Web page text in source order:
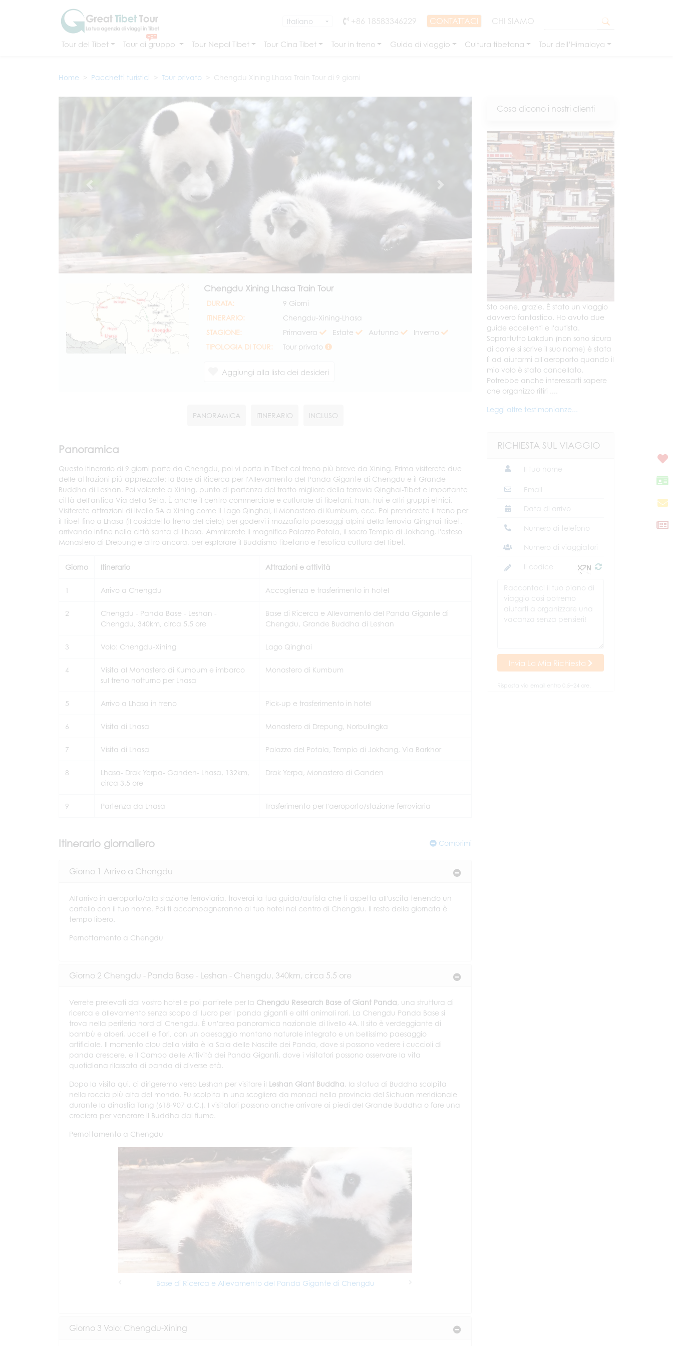
+86 18583346229 CONTATTACI CHI SIAMO
Tour del Tibet Tour di gruppo Tour Nepal Tibet Tour Cina Tibet Tour in treno Guida di viaggio Cultura tibetana Tour dell’Himalaya
Home Pacchetti turistici Tour privato Chengdu Xining Lhasa Train Tour di 9 giorni
Chengdu Xining Lhasa Train Tour
DURATA:
9 Giorni
ITINERARIO:
Chengdu-Xining-Lhasa
STAGIONE:
Primavera Estate Autunno
Inverno
TIPOLOGIA DI TOUR:
Tour privato
Aggiungi alla lista dei desideri
PANORAMICA ITINERARIO INCLUSO
Panoramica
Questo itinerario di 9 giorni parte da Chengdu, poi vi porta in Tibet col treno più breve da Xining. Prima visiterete due
delle attrazioni più apprezzate: la Base di Ricerca per l'Allevamento del Panda Gigante di Chengdu e il Grande
Buddha di Leshan. Poi volerete a Xining, punto di partenza del tratto migliore della ferrovia Qinghai-Tibet e importante
città dell'antica Via della Seta. È anche il centro commerciale e culturale di tibetani, han, hui e altri gruppi etnici.
Visiterete attrazioni di livello 5A a Xining come il Lago Qinghai, il Monastero di Kumbum, ecc. Poi prenderete il treno per
il Tibet fino a Lhasa (il cosiddetto treno del cielo) per godervi i mozzafiato paesaggi alpini della ferrovia Qinghai-Tibet,
arrivando infine nella città santa di Lhasa. Ammirerete il magnifico Palazzo Potala, il sacro Tempio di Jokhang, l'esteso
Monastero di Drepung e altro ancora, per esplorare il Buddismo tibetano e l'esotica cultura del Tibet.
Giorno Itinerario Attrazioni e attività
1 Arrivo a Chengdu Accoglienza e trasferimento in hotel
2
Chengdu - Panda Base - Leshan -
Chengdu, 340km, circa 5.5 ore
Base di Ricerca e Allevamento del Panda Gigante di
Chengdu, Grande Buddha di Leshan
3 Volo: Chengdu-Xining Lago Qinghai
4
Visita al Monastero di Kumbum e imbarco
sul treno notturno per Lhasa
Monastero di Kumbum
5 Arrivo a Lhasa in treno Pick-up e trasferimento in hotel
6 Visita di Lhasa Monastero di Drepung, Norbulingka
7 Visita di Lhasa Palazzo del Potala, Tempio di Jokhang, Via Barkhor
8
Lhasa- Drak Yerpa- Ganden- Lhasa, 132km,
circa 3.5 ore
Drak Yerpa, Monastero di Ganden
9 Partenza da Lhasa Trasferimento per l'aeroporto/stazione ferroviaria
Itinerario giornaliero Comprimi
Giorno 1 Arrivo a Chengdu
All'arrivo in aeroporto/alla stazione ferroviaria, troverai la tua guida/autista che ti aspetta all'uscita tenendo un
cartello con il tuo nome. Poi ti accompagneranno al tuo hotel nel centro di Chengdu. Il resto della giornata è
tempo libero.
Pernottamento a Chengdu
Giorno 2 Chengdu - Panda Base - Leshan - Chengdu, 340km, circa 5.5 ore
Verrete prelevati dal vostro hotel e poi partirete per la Chengdu Research Base of Giant Panda, una struttura di
ricerca e allevamento senza scopo di lucro per i panda giganti e altri animali rari. La Chengdu Panda Base si
trova nella periferia nord di Chengdu. È un'area panoramica nazionale di livello 4A. Il sito è verdeggiante di
bambù e alberi, uccelli e fiori, con un paesaggio montano naturale integrato e un bellissimo paesaggio
artificiale. Il momento clou della visita è la Sala delle Nascite dei Panda, dove si possono vedere i cuccioli di
panda crescere, e il Campo delle Attività dei Panda Giganti, dove i visitatori possono osservare la vita
quotidiana rilassata di panda di diverse età.
Dopo la visita qui, ci dirigeremo verso Leshan per visitare il Leshan Giant Buddha, la statua di Buddha scolpita
nella roccia più alta del mondo. Fu scolpita in una scogliera da monaci nella provincia del Sichuan meridionale
durante la dinastia Tang (618-907 d.C.). I visitatori possono anche arrivare ai piedi del Grande Buddha o fare una
crociera per venerare il Buddha dal fiume.
Pernottamento a Chengdu
Base di Ricerca e Allevamento del Panda Gigante di Chengdu
Giorno 3 Volo: Chengdu-Xining
Cosa dicono i nostri clienti
Sto bene, grazie. È stato un viaggio
davvero fantastico. Ho avuto due
guide eccellenti e l'autista.
Soprattutto Lakdun (non sono sicura
di come si scrive il suo nome) è stata
lì ad aiutarmi all'aeroporto quando il
mio volo è stato cancellato.
Potrebbe anche interessarti sapere
che organizzo ritiri ....
Leggi altre testimonianze...
RICHIESTA SUL VIAGGIO
Invia La Mia Richiesta
Risposta via email entro 0,5~24 ore.